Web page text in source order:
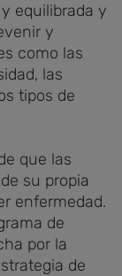
equilibrada y
y
como las
las
tipos de
que las
su propia
enfermedad.
de
por la
de